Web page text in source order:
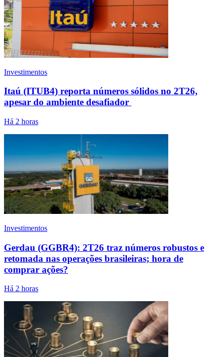
Investimentos
Itaú (ITUB4) reporta números sólidos no 2T26,
apesar do ambiente desafiador
Há 2 horas
Investimentos
Gerdau (GGBR4): 2T26 traz números robustos e
retomada nas operações brasileiras; hora de
comprar ações?
Há 2 horas